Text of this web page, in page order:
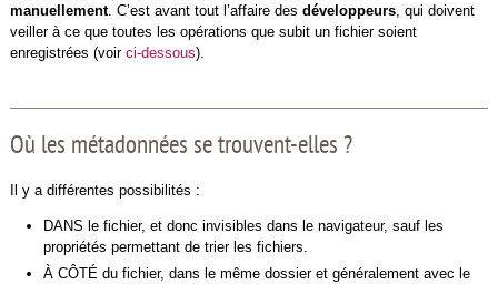
manuellement. C’est avant tout l’affaire des développeurs, qui doivent
veiller à ce que toutes les opérations que subit un fichier soient
enregistrées (voir ci-dessous).
Où les métadonnées se trouvent-elles ?
Il y a différentes possibilités :
DANS le fichier, et donc invisibles dans le navigateur, sauf les
propriétés permettant de trier les fichiers.
À CÔTÉ du fichier, dans le même dossier et généralement avec le